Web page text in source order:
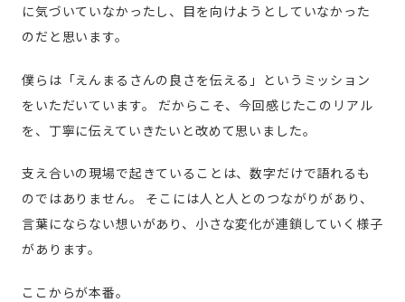
に気づいていなかったし、目を向けようとしていなかった
のだと思います。
僕らは「えんまるさんの良さを伝える」というミッション
をいただいています。
だからこそ、今回感じたこのリアル
を、丁寧に伝えていきたいと改めて思いました。
支え合いの現場で起きていることは、数字だけで語れるも
のではありません。
そこには人と人とのつながりがあり、
言葉にならない想いがあり、小さな変化が連鎖していく様子
があります。
ここからが本番。